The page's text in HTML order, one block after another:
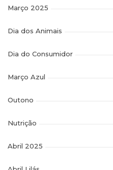
Março 2025
Dia dos Animais
Dia do Consumidor
Março Azul
Outono
Nutrição
Abril 2025